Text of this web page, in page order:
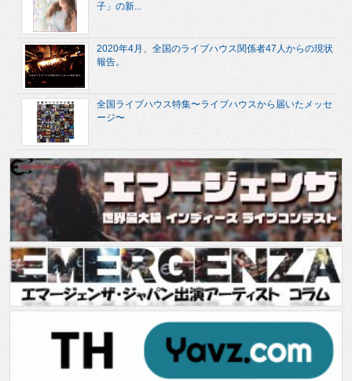
子」の新...
2020年4月、全国のライブハウス関係者47人からの現状
報告。
全国ライブハウス特集〜ライブハウスから届いたメッセ
ージ〜